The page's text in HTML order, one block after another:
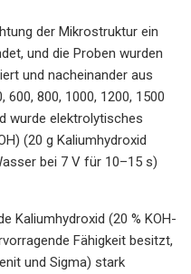
der Mikrostruktur ein
und die Proben wurden
und nacheinander aus
800, 1000, 1200, 1500
wurde elektrolytisches
(20 g Kaliumhydroxid
bei 7 V für 10–15 s)
Kaliumhydroxid (20 % KOH-
Fähigkeit besitzt,
und Sigma) stark